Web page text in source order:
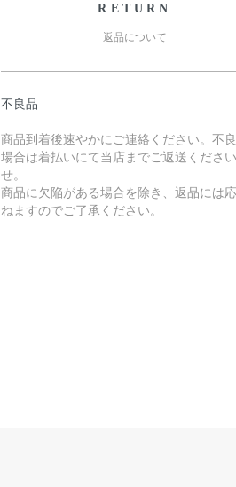
RETURN
返品について
不良品
商品到着後速やかにご連絡ください。不
場合は着払いにて当店までご返送くださ
せ。
商品に欠陥がある場合を除き、返品には
ねますのでご了承ください。